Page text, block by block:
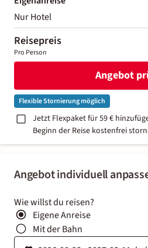
Angebot individuell
Wie willst du reisen?
Eigene Anreise
Mit der Bahn
Nur Hotel
Reisepreis
Pro Person
Angebot
Flexible Stornierung möglich
Jetzt Flexpaket für 59 €
Beginn der Reise kostenfrei